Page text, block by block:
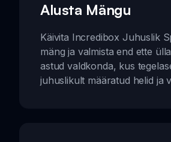
Alusta Mängu
Käivita Incredibox Juhuslik
mäng ja valmista end ette
astud valdkonda, kus
juhuslikult määratud helid ja